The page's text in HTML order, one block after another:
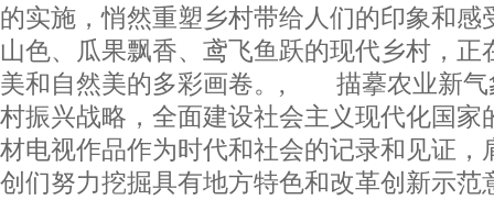
的实施，悄然重塑乡村带给人们的印象和感
山色、瓜果飘香、鸢飞鱼跃的现代乡村，正
美和自然美的多彩画卷。, 描摹农业新
村振兴战略，全面建设社会主义现代化国家
材电视作品作为时代和社会的记录和见证，
创们努力挖掘具有地方特色和改革创新示范